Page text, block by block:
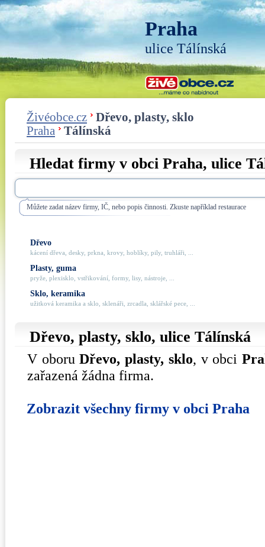
Praha
ulice Tálínská
Živéobce.cz
Dřevo, plasty, sklo
Praha
Tálínská
Hledat firmy v obci Praha, ulice
Můžete zadat název firmy, IČ, nebo popis činnosti. Zkuste například restaurace
Dřevo
kácení dřeva, desky, prkna, krovy, hoblíky, pily, truhláři, ...
Plasty, guma
pryže, plexisklo, vstřikování, formy, lisy, nástroje, ...
Sklo, keramika
užitková keramika a sklo, sklenáři, zrcadla, sklářské pece, ...
Dřevo, plasty, sklo, ulice Tálínská
V oboruDřevo, plasty, sklo, v obci
zařazená žádna firma.
Zobrazit všechny firmy v obci Praha